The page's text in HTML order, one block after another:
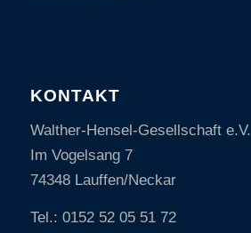
KONTAKT
Walther-Hensel-Gesellschaft e.V.
Im Vogelsang 7
74348 Lauffen/Neckar
Tel.: 0152 52 05 51 72